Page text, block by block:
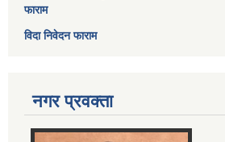
फाराम
विदा निवेदन फाराम
नगर प्रवक्ता